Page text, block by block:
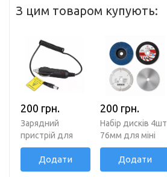
З цим товаром купують:
200 грн.
Зарядний
пристрій для
акумулятора від
прикурювача
автомобіля
Додати
200 грн.
Набір дисків 4шт
76мм для міні
болгарки. Диск
по металу, по
дереву,
Додати